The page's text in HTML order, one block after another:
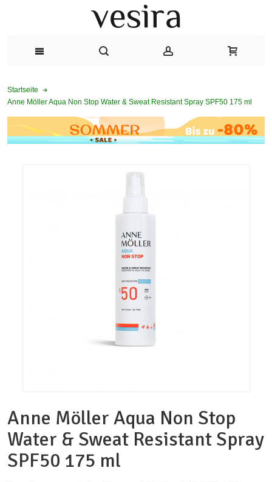
Startseite
Anne Möller Aqua Non Stop Water & Sweat Resistant Spray SPF50 175 ml
Anne Möller Aqua Non Stop
Water & Sweat Resistant Spray
SPF50 175 ml